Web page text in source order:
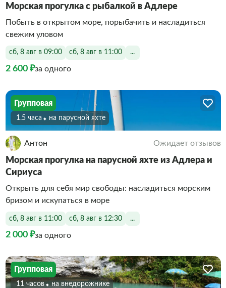
Морская прогулка с рыбалкой в Адлере
Побыть в открытом море, порыбачить и насладиться
свежим уловом
сб, 8 авг в 09:00 сб, 8 авг в 11:00 ...
2 600 ₽за одного
Групповая
1.5 часа На парусной яхте
Антон Ожидает отзывов
Морская прогулка на парусной яхте из Адлера и
Сириуса
Открыть для себя мир свободы: насладиться морским
бризом и искупаться в море
сб, 8 авг в 11:00 сб, 8 авг в 12:30 ...
2 000 ₽за одного
Групповая
11 часов На внедорожнике